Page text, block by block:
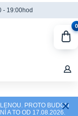
PROTO BUDOU
A TO OD 17.08.2026.
- 19:00hod
0